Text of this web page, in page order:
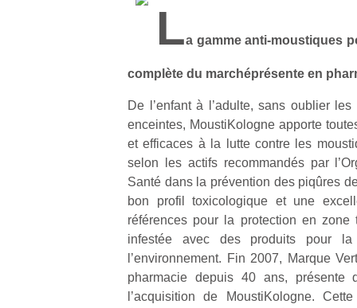
La gamme anti-moustiques
complète du marchéprésente en
De l’enfant à l’adulte, sans oublier
enceintes, MoustiKologne apporte
et efficaces à la lutte contre les
selon les actifs recommandés par
Santé dans la prévention des piqûres
bon profil toxicologique et une
références pour la protection en zone
infestée avec des produits pour
l’environnement. Fin 2007, Marque
pharmacie depuis 40 ans, présente
l’acquisition de MoustiKologne.